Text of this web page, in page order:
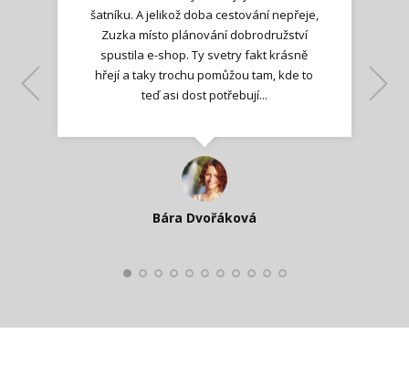
šatníku. A jelikož doba cestování nepřeje,
Zuzka místo plánování dobrodružství
spustila e-shop. Ty svetry fakt krásně
hřejí a taky trochu pomůžou tam, kde to
teď asi dost potřebují...
Bára Dvořáková
Jana T.
Kateřina Veleta Štěpánová
Ilona M.
Lenka K.
Nadšená zpráva
Katka Perháčová
Smolková
Lenka K.